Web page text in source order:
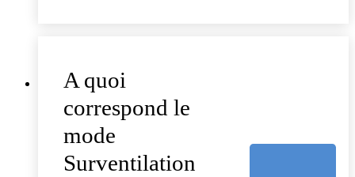
A quoi
correspond le
mode
Surventilation